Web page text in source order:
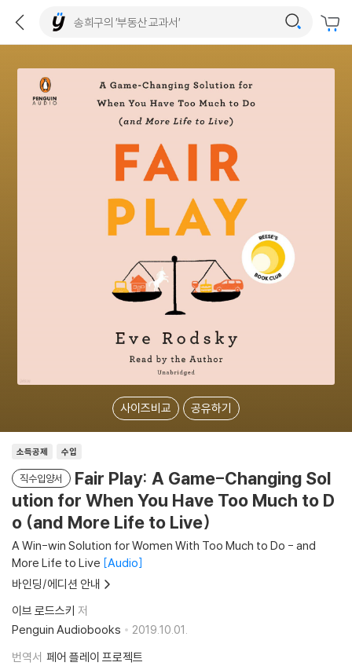
사이즈비교 공유하기
소득공제 수입
직수입양서
Fair Play: A Game-Changing Sol
ution for When You Have Too Much to D
o (and More Life to Live)
A Win-win Solution for Women With Too Much to Do - and
More Life to Live Audio
바인딩/에디션 안내
이브 로드스키 저
Penguin Audiobooks
2019.10.01.
번역서 페어 플레이 프로젝트